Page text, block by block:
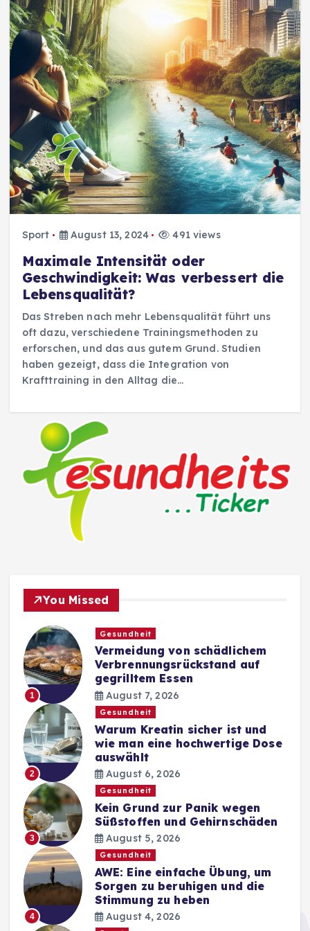
Sport August 13, 2024 491 views
Maximale Intensität oder
Geschwindigkeit: Was verbessert die
Lebensqualität?
Das Streben nach mehr Lebensqualität führt uns
oft dazu, verschiedene Trainingsmethoden zu
erforschen, und das aus gutem Grund. Studien
haben gezeigt, dass die Integration von
Krafttraining in den Alltag die…
You Missed
1
Gesundheit
Vermeidung von schädlichem
Verbrennungsrückstand auf
gegrilltem Essen
August 7, 2026
2
Gesundheit
Warum Kreatin sicher ist und
wie man eine hochwertige Dose
auswählt
August 6, 2026
3
Gesundheit
Kein Grund zur Panik wegen
Süßstoffen und Gehirnschäden
August 5, 2026
4
Gesundheit
AWE: Eine einfache Übung, um
Sorgen zu beruhigen und die
Stimmung zu heben
August 4, 2026